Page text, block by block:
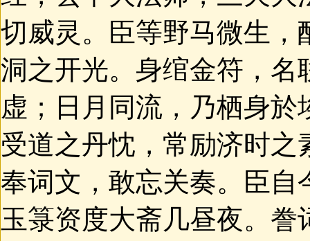
切威灵。臣等野马微生
洞之开光。身绾金符，
虚；日月同流，乃栖身
受道之丹忱，常励济时
奉词文，敢忘关奏。臣
玉箓资度大斋几昼夜。